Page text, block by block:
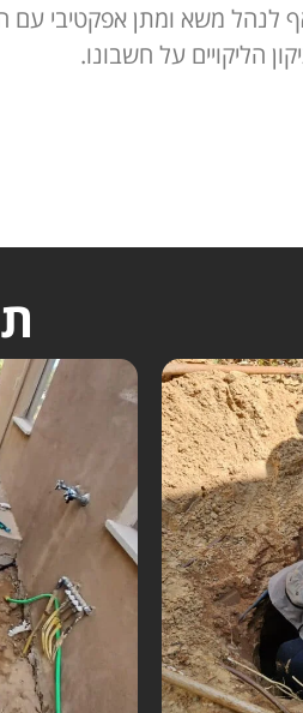
לנהל משא ומתן אפקטיבי עם
הליקויים על חשבונו.